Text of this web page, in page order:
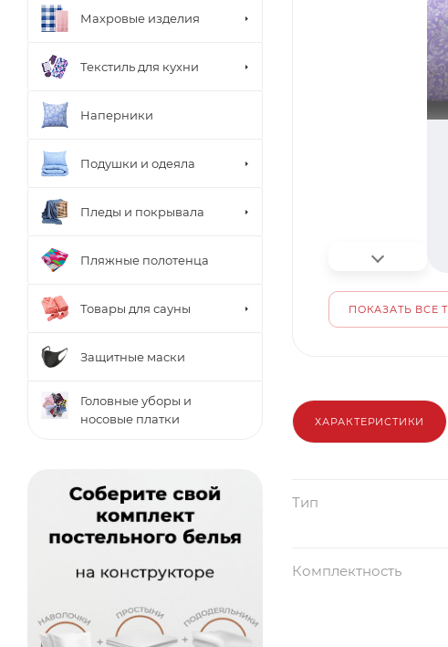
ПОКАЗАТЬ ВСЕ
ХАРАКТЕРИСТИКИ
Тип
Комплектность
Махровые изделия
Текстиль для кухни
Наперники
Подушки и одеяла
Пледы и покрывала
Пляжные полотенца
Товары для сауны
Защитные маски
Головные уборы и
носовые платки